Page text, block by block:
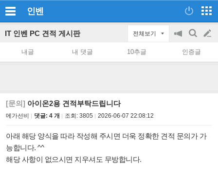
인벤
IT 인벤 PC 견적 게시판 전체보기
공
on/off
검
색
글
쓰
내글 내 댓글 10추글 인증글
[문의] 아이온2용 견적부탁드립니다
메가선비 댓글: 4 개 조회: 3805 2026-06-07 22:08:12
아래 해당 양식을 따라 작성해 주시면 더욱 정확한 견적 문의가 가
능합니다. ^^
해당 사항이 없으시면 지우셔도 무방합니다.